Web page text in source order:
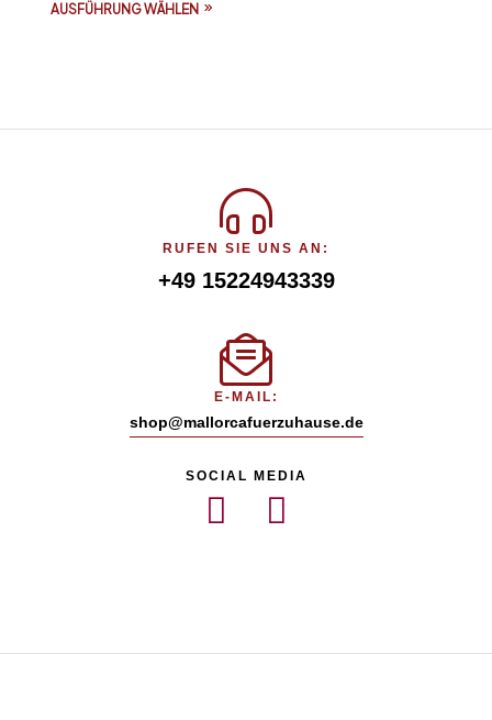
AUSFÜHRUNG WÄHLEN
RUFEN SIE UNS AN:
+49 15224943339
E-MAIL:
shop@mallorcafuerzuhause.de
SOCIAL MEDIA